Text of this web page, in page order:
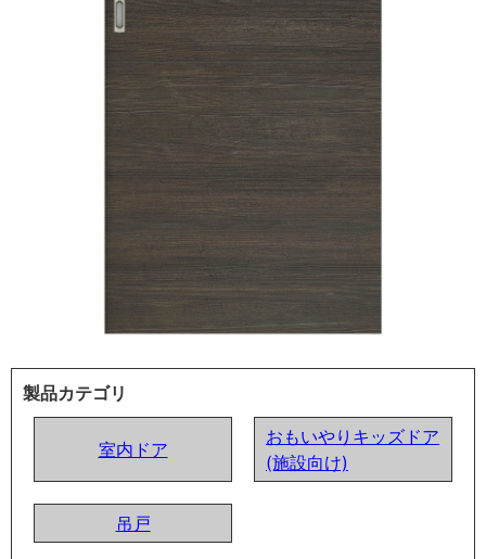
製品カテゴリ
室内ドア
おもいやりキッズドア
(施設向け)
吊戸